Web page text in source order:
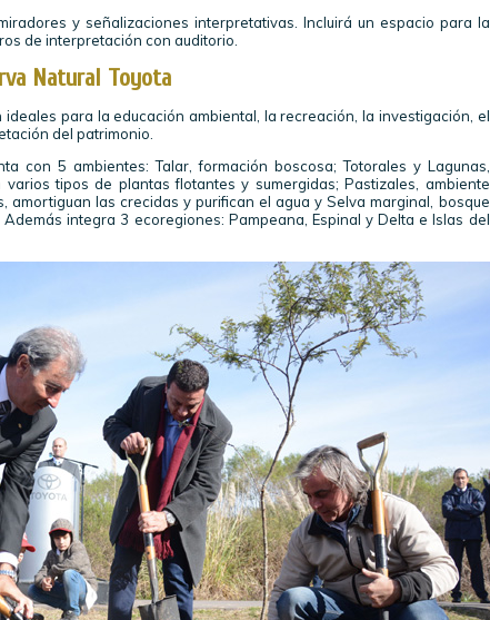
y señalizaciones interpretativas. Incluirá un espacio para la
de interpretación con auditorio.
Natural Toyota
para la educación ambiental, la recreación, la investigación, el
del patrimonio.
con 5 ambientes: Talar, formación boscosa; Totorales y Lagunas,
tipos de plantas flotantes y sumergidas; Pastizales, ambiente
amortiguan las crecidas y purifican el agua y Selva marginal, bosque
integra 3 ecoregiones: Pampeana, Espinal y Delta e Islas del